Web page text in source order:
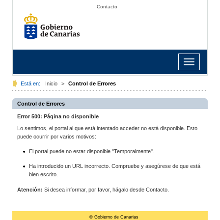
Contacto
Toggle
navigation
Está en: Inicio > Control de Errores
Control de Errores
Error 500: Página no disponible
Lo sentimos, el portal al que está intentado acceder no está disponible. Esto
puede ocurrir por varios motivos:
El portal puede no estar disponible "Temporalmente".
Ha introducido un URL incorrecto. Compruebe y asegúrese de que está
bien escrito.
Atención: Si desea informar, por favor, hágalo desde Contacto.
© Gobierno de Canarias